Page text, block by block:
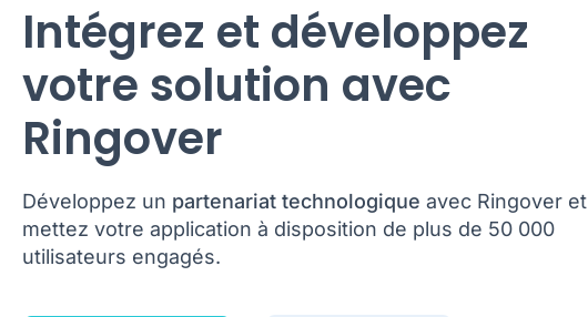
Intégrez et développez
votre solution avec
Ringover
Développez un partenariat technologique avec Ringover et
mettez votre application à disposition de plus de 50 000
utilisateurs engagés.